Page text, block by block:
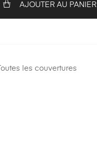
AJOUTER AU PANIER
Toutes les couvertures